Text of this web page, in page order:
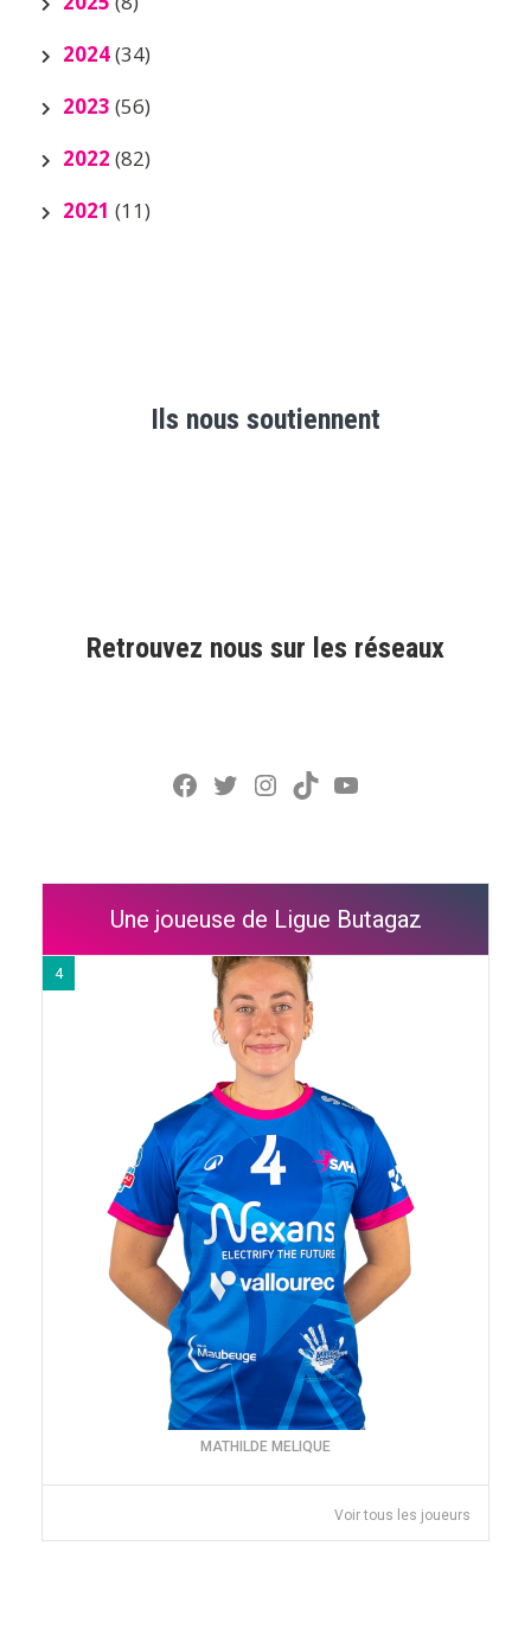
2024(34)
2023 (56)
2022 (82)
2021 (11)
Ils nous soutiennent
Retrouvez nous sur les réseaux
Facebook
Twitter
Instagram
TikTokYouTube
Une joueuse de Ligue Butagaz
4
MATHILDE MELIQUE
Voir tous les joueurs